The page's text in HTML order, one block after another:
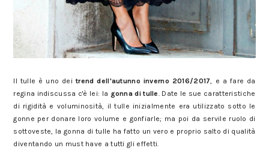
Il tulle è uno deitrend dell'autunno inverno 2016/2017
, e a fare da
regina indiscussa c'è lei: la gonna di tulle . Date le sue caratteristiche
di rigidità e voluminosità, il tulle inizialmente era utilizzato sotto le
gonne per donare loro volume e gonfiarle; ma poi da servile ruolo di
sottoveste, la gonna di tulle ha fatto un vero e proprio salto di qualità
diventando un must have a tutti gli effetti.